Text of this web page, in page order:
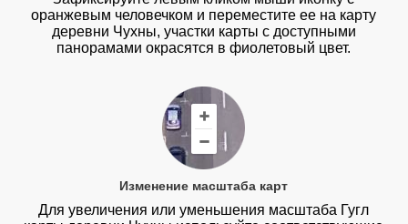
оранжевым человечком и переместите ее на карту
деревни Чухны, участки карты с доступными
панорамами окрасятся в фиолетовый цвет.
Изменение масштаба карт
Для увеличения или уменьшения масштаба Гугл